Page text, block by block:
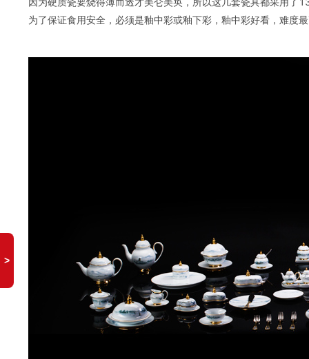
为了保证食用安全，必须是釉中彩或釉下彩，釉中彩好看，难度